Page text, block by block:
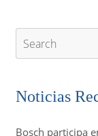
Noticias
Bosch participa